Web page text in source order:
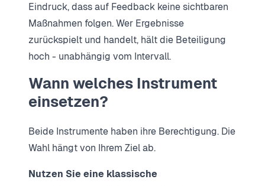
Eindruck, dass auf Feedback keine sichtbaren
Maßnahmen folgen. Wer Ergebnisse
zurückspielt und handelt, hält die Beteiligung
hoch - unabhängig vom Intervall.
Wann welches Instrument
einsetzen?
Beide Instrumente haben ihre Berechtigung. Die
Wahl hängt von Ihrem Ziel ab.
Nutzen Sie eine klassische